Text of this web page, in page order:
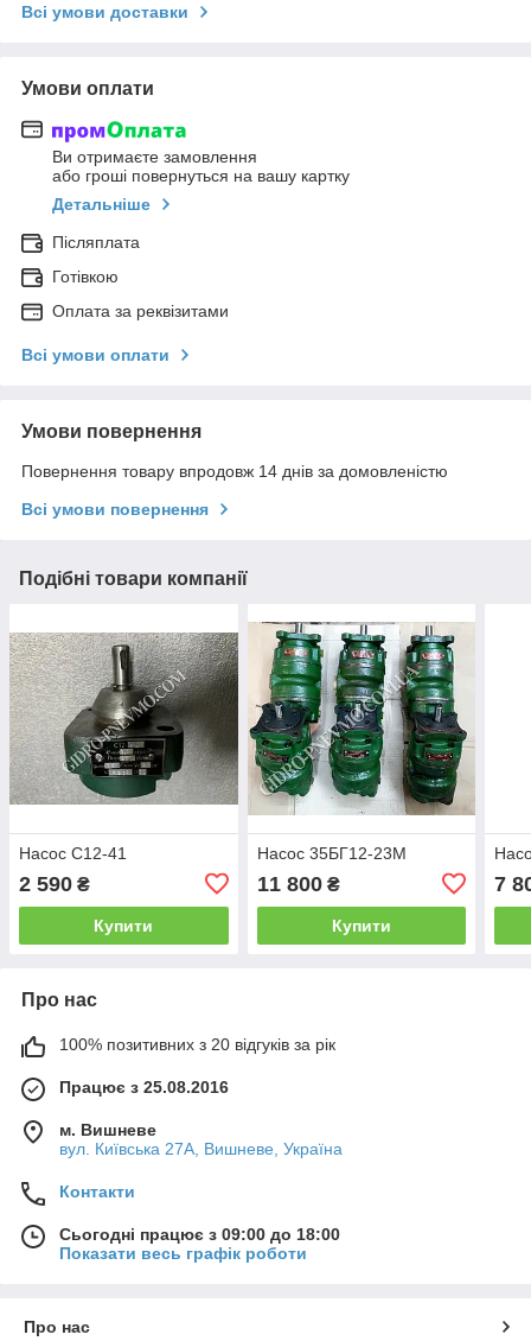
Всі умови доставки
Умови оплати
Ви отримаєте замовлення
або гроші повернуться на вашу картку
Детальніше
Післяплата
Готівкою
Оплата за реквізитами
Всі умови оплати
Умови повернення
Повернення товару впродовж 14 днів за домовленістю
Всі умови повернення
Подібні товари компанії
Насос С12-41
2 590 ₴
Купити
Насос 35БГ12-23М
11 800₴
Купити
7
Про нас
100% позитивних з 20 відгуків за рік
Працює з 25.08.2016
м. Вишневе
вул. Київська 27А, Вишневе, Україна
Контакти
Сьогодні працює з 09:00 до 18:00
Показати весь графік роботи
Про нас